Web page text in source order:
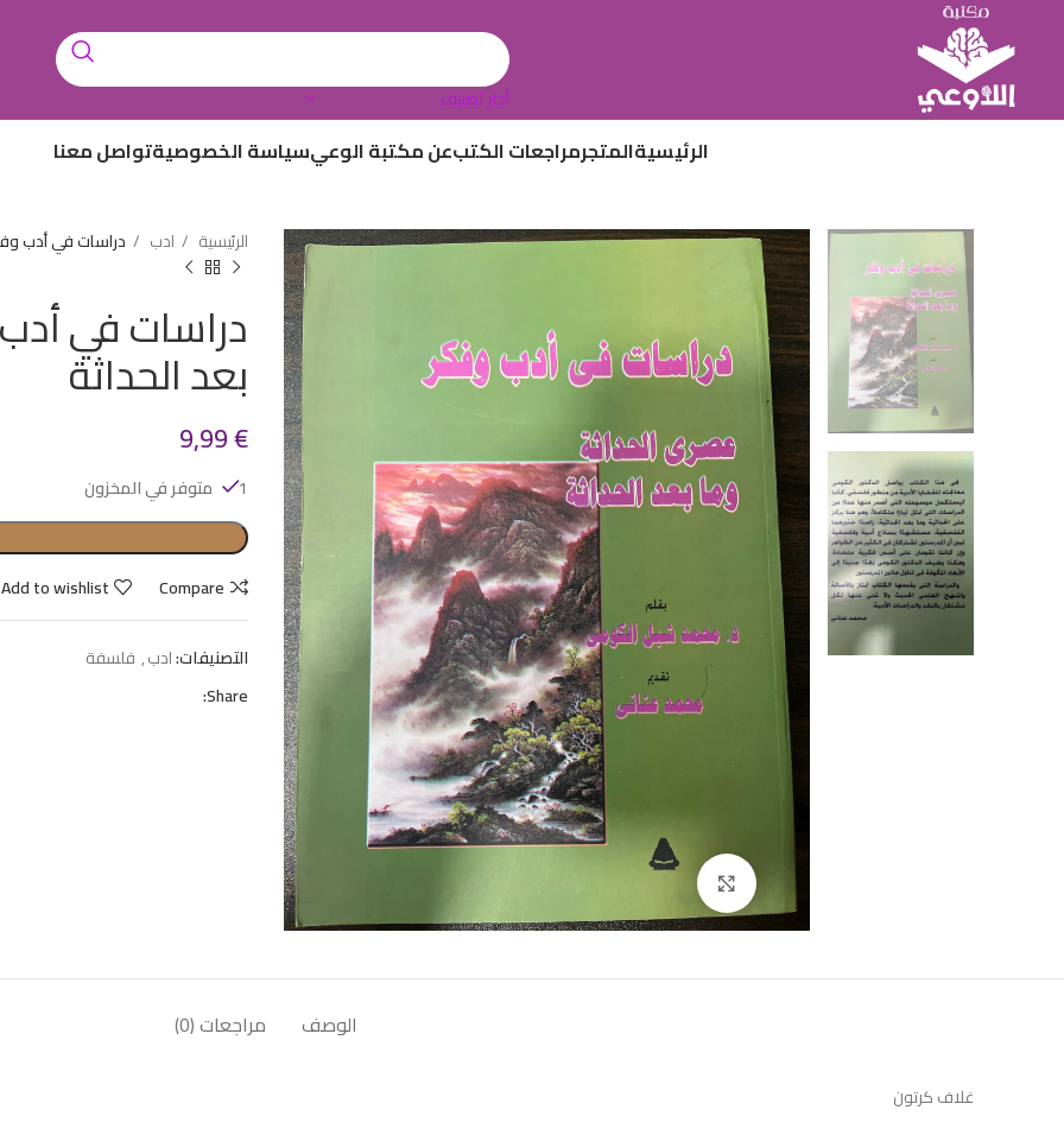
أختر تصنيف
الرئيسيةالمتجرمراجعات الكتبعن مكتبة الوعيسياسة الخصوصيةتواصل معنا
Click to enlarge
الرئيسية ادب دراسات في أدب
دراسات في
بعد الحداثة
9,99€
1 متوفر في المخزون
Compare
Add to wishlist
التصنيفات:ادب, فلسفة
Share:
الوصف مراجعات (0)
غلاف كرتون